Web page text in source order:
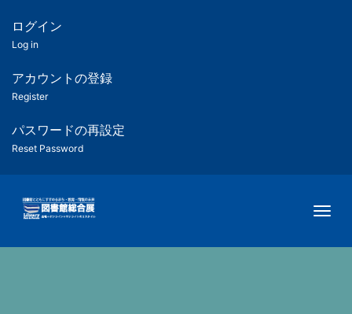
ツ
匿
名
ユ
ー
ー
用
メ
ログイン
Log in
アカウントの登録
Register
パスワードの再設定
Reset Password